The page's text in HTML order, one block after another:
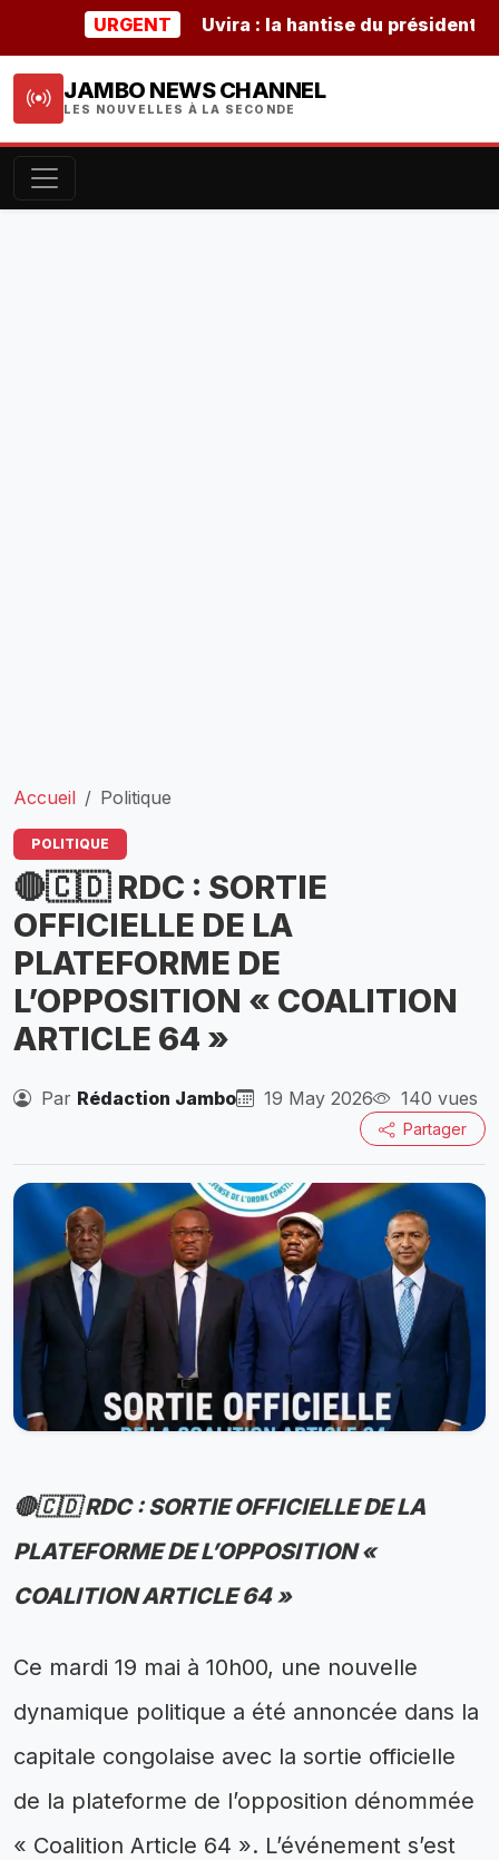
URGENT Uvira : la hantise du président
JAMBO NEWS CHANNEL
LES NOUVELLES À LA SECONDE
Accueil Politique
POLITIQUE
🔴🇨🇩 RDC : SORTIE
OFFICIELLE DE LA
PLATEFORME DE
L’OPPOSITION « COALITION
ARTICLE 64 »
Par Rédaction Jambo 19 May 2026 140 vues
Partager
🔴🇨🇩 RDC : SORTIE OFFICIELLE DE LA
PLATEFORME DE L’OPPOSITION «
COALITION ARTICLE 64 »
Ce mardi 19 mai à 10h00, une nouvelle
dynamique politique a été annoncée dans la
capitale congolaise avec la sortie officielle
de la plateforme de l’opposition dénommée
« Coalition Article 64 ». L’événement s’est